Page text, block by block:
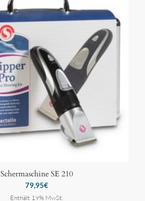
Schermaschine SE 210
79,95€
Enthält 19% MwSt.